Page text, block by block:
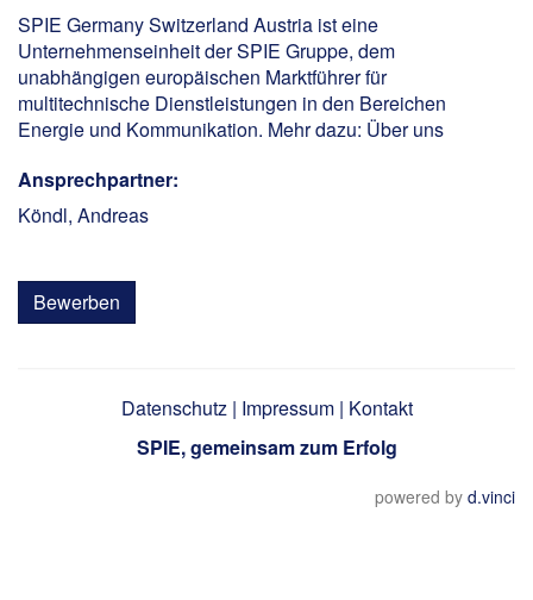
SPIE Germany Switzerland Austria ist eine
Unternehmenseinheit der SPIE Gruppe, dem
unabhängigen europäischen Marktführer für
multitechnische Dienstleistungen in den Bereichen
Energie und Kommunikation. Mehr dazu: Über uns
Ansprechpartner:
Köndl, Andreas
Bewerben
Datenschutz| Impressum| Kontakt
SPIE, gemeinsam zum Erfolg
powered by d.vinci